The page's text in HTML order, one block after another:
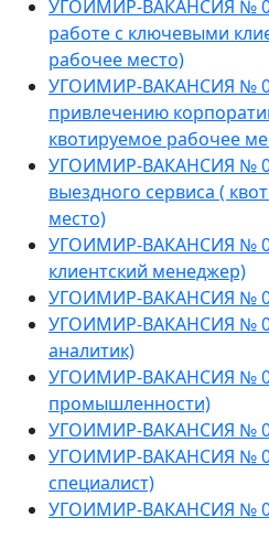
УГОИМИР-ВАКАНСИЯ №
работе с ключевыми
рабочее место)
УГОИМИР-ВАКАНСИЯ №
привлечению
квотируемое рабочее
УГОИМИР-ВАКАНСИЯ №
выездного сервиса (
место)
УГОИМИР-ВАКАНСИЯ №
клиентский менеджер)
УГОИМИР-ВАКАНСИЯ №
УГОИМИР-ВАКАНСИЯ №
аналитик)
УГОИМИР-ВАКАНСИЯ №
промышленности)
УГОИМИР-ВАКАНСИЯ №
УГОИМИР-ВАКАНСИЯ №
специалист)
УГОИМИР-ВАКАНСИЯ №